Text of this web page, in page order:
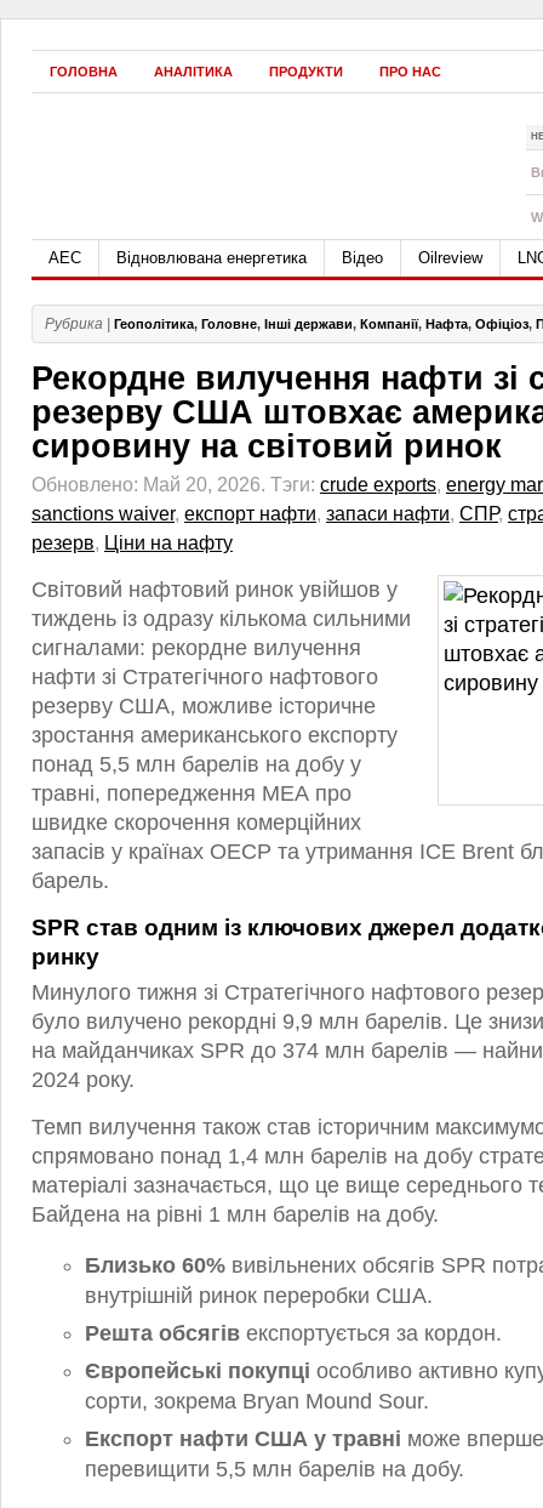
ГОЛОВНА АНАЛІТИКА ПРОДУКТИ ПРО НАС
АЕС Відновлювана енергетика Відео Oilreview
Рубрика | Геополітика, Головне, Інші держави, Компанії, Нафта, Офіціоз,
Рекордне вилучення нафти зі
резерву США штовхає
сировину на світовий ринок
Обновлено: Май 20, 2026. Тэги: crude exports, energy
sanctions waiver, експорт нафти, запаси нафти, СПР,
резерв, Ціни на нафту
Світовий нафтовий ринок увійшов у
тиждень із одразу кількома сильними
сигналами: рекордне вилучення
нафти зі Стратегічного нафтового
резерву США, можливе історичне
зростання американського експорту
понад 5,5 млн барелів на добу у
травні, попередження МЕА про
швидке скорочення комерційних
запасів у країнах ОЕСР та утримання ICE Brent
барель.
SPR став одним із ключових джерел
ринку
Минулого тижня зі Стратегічного нафтового
було вилучено рекордні 9,9 млн барелів. Це
на майданчиках SPR до 374 млн барелів —
2024 року.
Темп вилучення також став історичним
спрямовано понад 1,4 млн барелів на добу
матеріалі зазначається, що це вище середнього
Байдена на рівні 1 млн барелів на добу.
Близько 60% вивільнених обсягів SPR
внутрішній ринок переробки США.
Решта обсягів експортується за кордон.
Європейські покупці особливо активно
сорти, зокрема Bryan Mound Sour.
Експорт нафти США у травні може вперше
перевищити 5,5 млн барелів на добу.